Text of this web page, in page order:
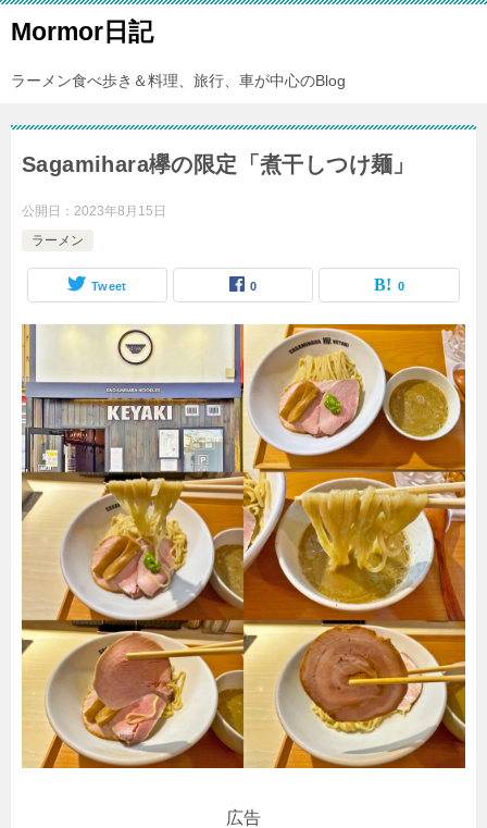
Mormor日記
ラーメン食べ歩き＆料理、旅行、車が中心のBlog
Sagamihara欅の限定「煮干しつけ麺」
公開日： 2023年8月15日
ラーメン
Tweet 0 0
広告